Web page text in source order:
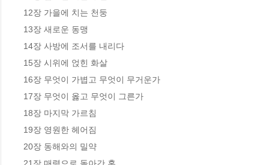
12장 가을에 치는 천둥
13장 새로운 동맹
14장 사방에 조서를 내리다
15장 시위에 얹힌 화살
16장 무엇이 가볍고 무엇이 무거운가
17장 무엇이 옳고 무엇이 그른가
18장 마지막 가르침
19장 영원한 헤어짐
20장 동해와의 밀약